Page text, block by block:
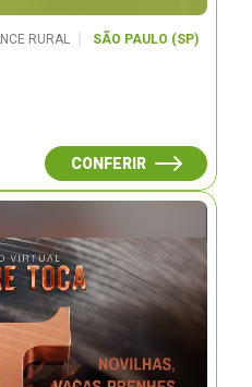
RURAL SÃO PAULO (SP)
CONFERIR